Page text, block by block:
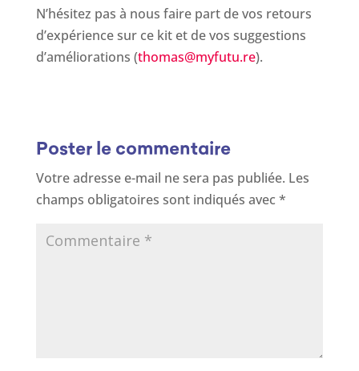
N’hésitez pas à nous faire part de vos retours
d’expérience sur ce kit et de vos suggestions
d’améliorations (thomas@myfutu.re).
Poster le commentaire
Votre adresse e-mail ne sera pas publiée. Les
champs obligatoires sont indiqués avec *